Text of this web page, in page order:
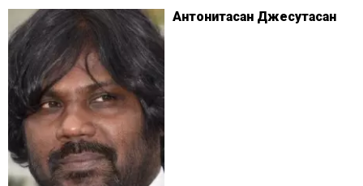
Антонитасан Джесутасан